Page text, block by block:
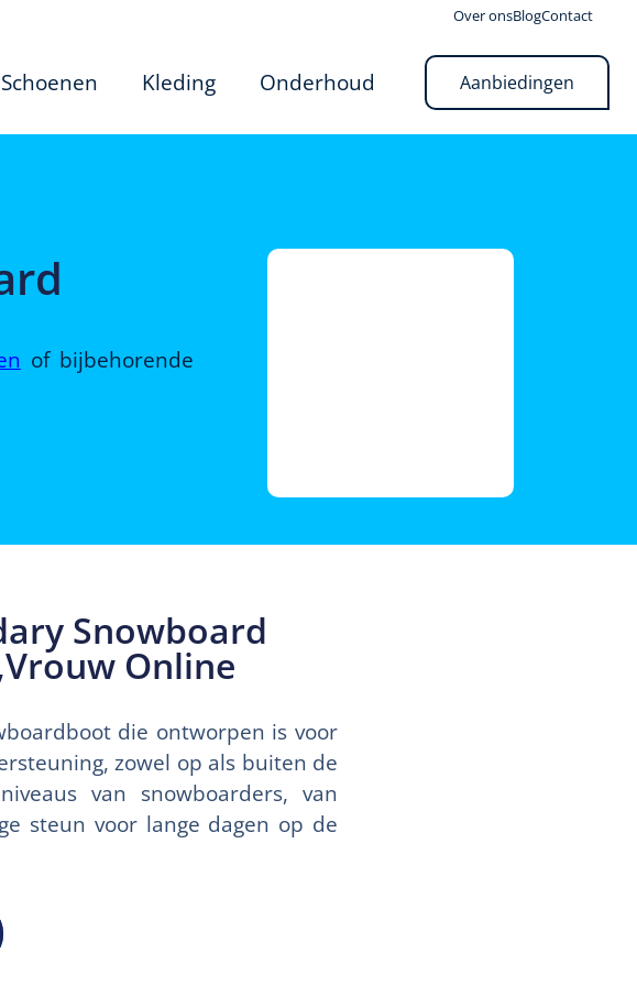
Over onsBlogContact
Schoenen Kleding Onderhoud Aanbiedingen
of bijbehorende
Snowboard
Online
die ontworpen is voor
zowel op als buiten de
van snowboarders, van
steun voor lange dagen op de